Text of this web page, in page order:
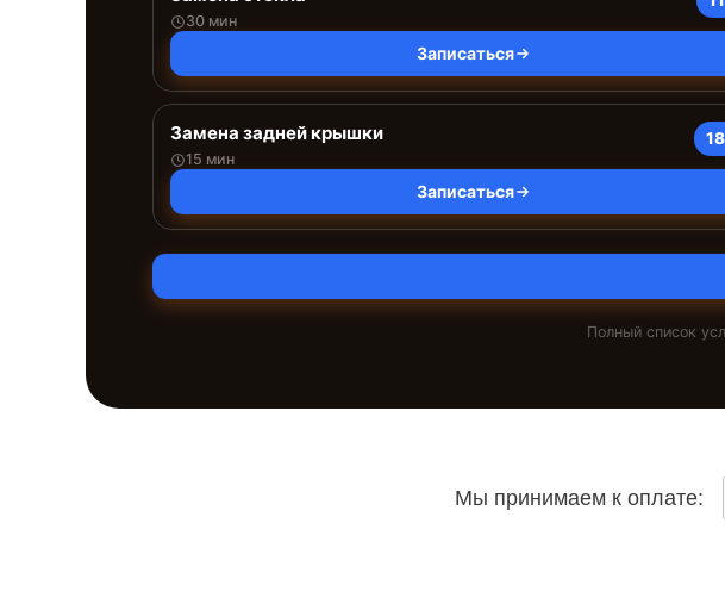
30 мин
Записаться
Замена задней крышки
15 мин
Записаться
Полный список
Мы принимаем к оплате: